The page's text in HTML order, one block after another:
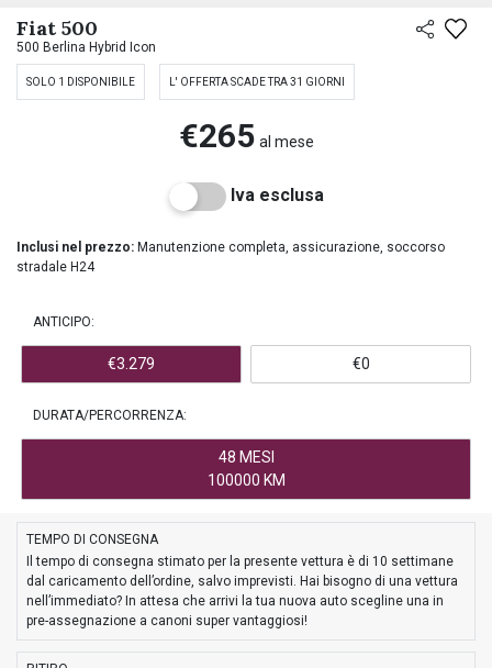
Fiat 500
500 Berlina Hybrid Icon
SOLO 1 DISPONIBILE L' OFFERTA SCADE TRA 31 GIORNI
€265 al mese
Iva esclusa
Inclusi nel prezzo: Manutenzione completa, assicurazione, soccorso
stradale H24
ANTICIPO:
€3.279 €0
DURATA/PERCORRENZA:
48 MESI
100000 KM
TEMPO DI CONSEGNA
Il tempo di consegna stimato per la presente vettura è di 10 settimane
dal caricamento dell’ordine, salvo imprevisti. Hai bisogno di una vettura
nell’immediato? In attesa che arrivi la tua nuova auto scegline una in
pre-assegnazione a canoni super vantaggiosi!